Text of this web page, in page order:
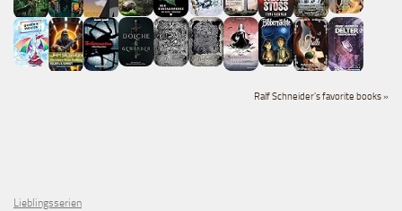
Ralf Schneider's favorite books »
Lieblingsserien